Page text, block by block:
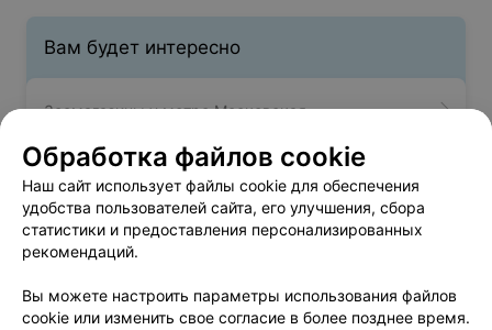
Вам будет интересно
Зоомагазины у метро Московская
Зоомагазины у метро Немига
Зоомагазины у метро Парк Челюскинцев
Обработка файлов cookie
Наш сайт использует файлы cookie для обеспечения
удобства пользователей сайта, его улучшения, сбора
статистики и предоставления персонализированных
рекомендаций.
Вы можете настроить параметры использования файлов
cookie или изменить свое согласие в более позднее время.